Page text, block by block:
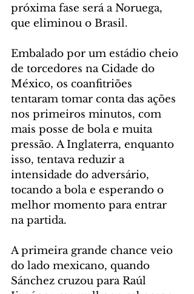
próxima fase será a Noruega,
que eliminou o Brasil.
Embalado por um estádio cheio
de torcedores na Cidade do
México, os coanfitriões
tentaram tomar conta das ações
nos primeiros minutos, com
mais posse de bola e muita
pressão. A Inglaterra, enquanto
isso, tentava reduzir a
intensidade do adversário,
tocando a bola e esperando o
melhor momento para entrar
na partida.
A primeira grande chance veio
do lado mexicano, quando
Sánchez cruzou para Raúl